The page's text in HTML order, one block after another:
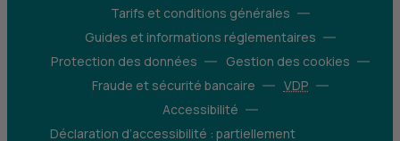
Tarifs et conditions générales
Guides et informations réglementaires
Protection des données
Gestion des cookies
Fraude et sécurité bancaire
VDP
Accessibilité
Déclaration d’accessibilité : partiellement